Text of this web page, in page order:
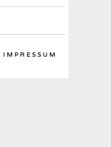
IMPRESSUM